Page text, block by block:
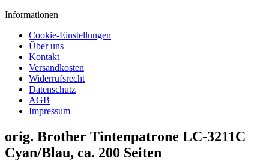
Informationen
Cookie-Einstellungen
Über uns
Kontakt
Versandkosten
Widerrufsrecht
Datenschutz
AGB
Impressum
orig. Brother Tintenpatrone LC-3211C
Cyan/Blau, ca. 200 Seiten